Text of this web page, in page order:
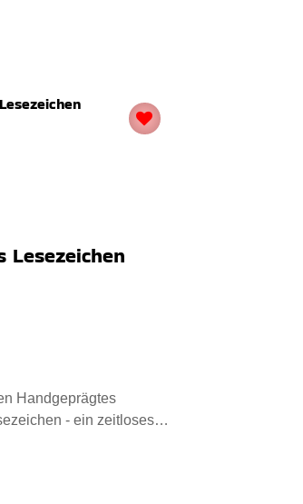
Lesezeichen
Handgeprägtes
- ein zeitloses